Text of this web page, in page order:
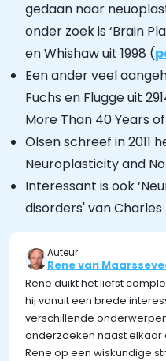
gedaan naar
onder zoek is ‘Brain
en Whishaw uit 1998 (
Een ander veel
Fuchs en Flugge uit
More Than 40 Years
Olsen schreef in 2011
Neuroplasticity and
Interessant is ook
disorders' van Charles
Auteur:
Rene van
Rene duikt het liefst
hij vanuit een brede
verschillende
onderzoeken naast
Rene op een wiskundige